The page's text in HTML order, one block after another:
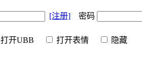
[注册] 密码
打开UBB 打开表情 隐